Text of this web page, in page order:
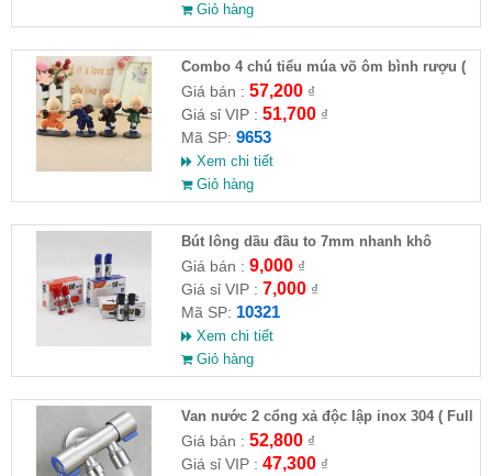
Giỏ hàng
Combo 4 chú tiểu múa võ ôm bình rượu (
HĐ )
Giá bán : 57,200₫
Giá sỉ VIP : 51,700₫
Mã SP: 9653
Xem chi tiết
Giỏ hàng
Bút lông dầu đầu to 7mm nhanh khô
Giá bán : 9,000₫
Giá sỉ VIP : 7,000₫
Mã SP: 10321
Xem chi tiết
Giỏ hàng
Van nước 2 cổng xả độc lập inox 304 ( Full
VAT )
Giá bán : 52,800₫
Giá sỉ VIP : 47,300₫